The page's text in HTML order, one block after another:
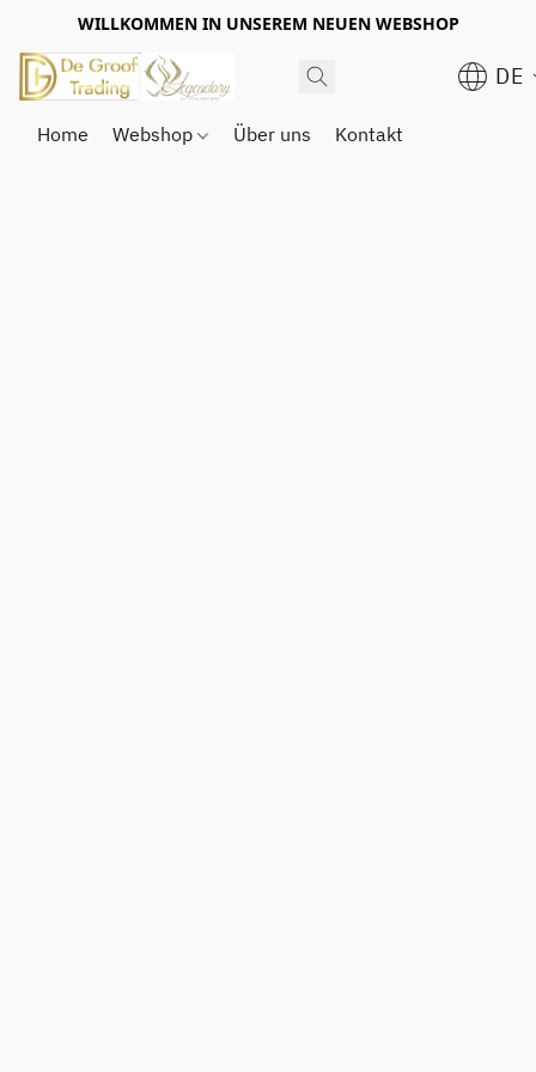
WILLKOMMEN IN UNSEREM NEUEN WEBSHOP
DE
Home Webshop Über uns Kontakt